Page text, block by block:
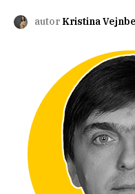
autor Kristina